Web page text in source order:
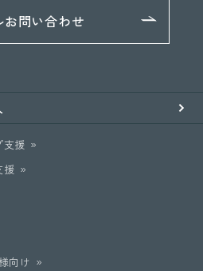
お問い合わせ
支援
援
向け